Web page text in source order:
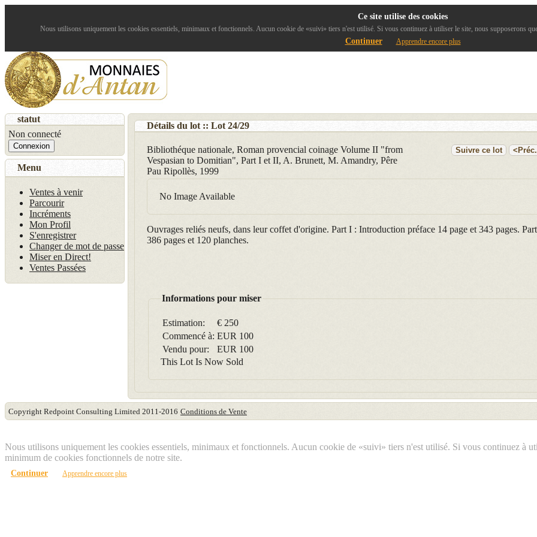
Ce site utilise des cookies
Nous utilisons uniquement les cookies essentiels, minimaux et fonctionnels. Aucun cookie de «suivi» tiers n'est utilisé. Si vous continuez à utiliser le site, nous supposerons
Continuer Apprendre encore plus
Détails du lot :: Lot 24/29
Suivre ce lot <Préc.
Bibliothéque nationale, Roman provencial coinage Volume II "from
Vespasian to Domitian", Part I et II, A. Brunett, M. Amandry, Pêre
Pau Ripollès, 1999
No Image Available
Ouvrages reliés neufs, dans leur coffet d'origine. Part I : Introduction préface 14 page et 343 pages.
386 pages et 120 planches.
Informations pour miser
Estimation:
€ 250
Commencé à: EUR 100
Vendu pour:
EUR 100
This Lot Is Now Sold
statut
Non connecté
Connexion
Menu
Ventes à venir
Parcourir
Incréments
Mon Profil
S'enregistrer
Changer de mot de passe
Miser en Direct!
Ventes Passées
Copyright Redpoint Consulting Limited 2011-2016 Conditions de Vente
Nous utilisons uniquement les cookies essentiels, minimaux et fonctionnels. Aucun cookie de «suivi» tiers n'est utilisé. Si vous continuez à
minimum de cookies fonctionnels de notre site.
Continuer Apprendre encore plus